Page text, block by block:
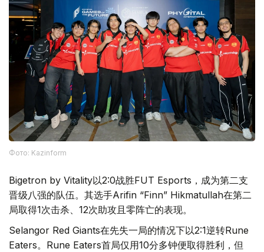
Фото: Kazinform
Bigetron by Vitality以2:0战胜FUT Esports，成为第二支
晋级八强的队伍。其选手Arifin “Finn” Hikmatullah在第二
局取得1次击杀、12次助攻且零阵亡的表现。
Selangor Red Giants在先失一局的情况下以2:1逆转Rune
Eaters。Rune Eaters首局仅用10分多钟便取得胜利，但